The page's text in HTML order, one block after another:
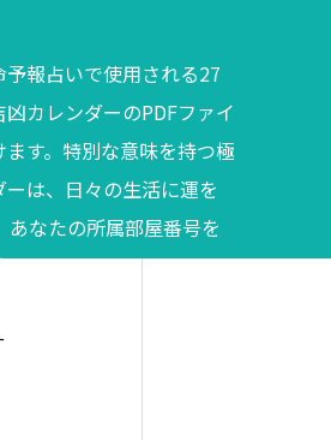
報占いで使用される27
カレンダーのPDFファイ
す。特別な意味を持つ極
は、日々の生活に運を
あなたの所属部屋番号を
ください。